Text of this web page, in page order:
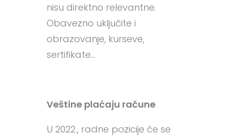
nisu direktno relevantne.
Obavezno uključite i
obrazovanje, kurseve,
sertifikate…
Veštine plaćaju račune
U 2022., radne pozicije će se